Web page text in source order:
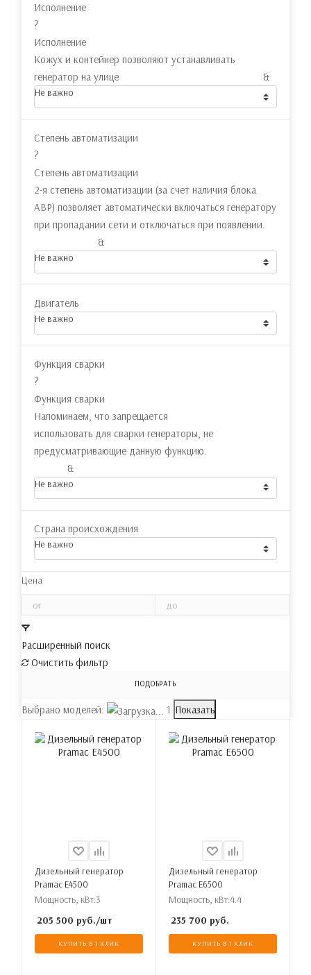
Исполнение
?
Исполнение
Кожух и контейнер позволяют устанавливать
генератор на улице &
Не важно
Степень автоматизации
?
Степень автоматизации
2-я степень автоматизации (за счет наличия блока
АВР) позволяет автоматически включаться генератору
при пропадании сети и отключаться при появлении.
&
Не важно
Двигатель
Не важно
Функция сварки
?
Функция сварки
Напоминаем, что запрещается
использовать для сварки генераторы, не
предусматривающие данную функцию.
&
Не важно
Страна происхождения
Не важно
Цена
Расширенный поиск
Очистить фильтр
ПОДОБРАТЬ
Выбрано моделей: 1 Показать
Дизельный генератор
Pramac E4500
Мощность, кВт:3
205 500 руб./шт
КУПИТЬ В 1 КЛИК
Дизельный генератор
Pramac E6500
Мощность, кВт:4.4
235 700 руб.
КУПИТЬ В 1 КЛИК